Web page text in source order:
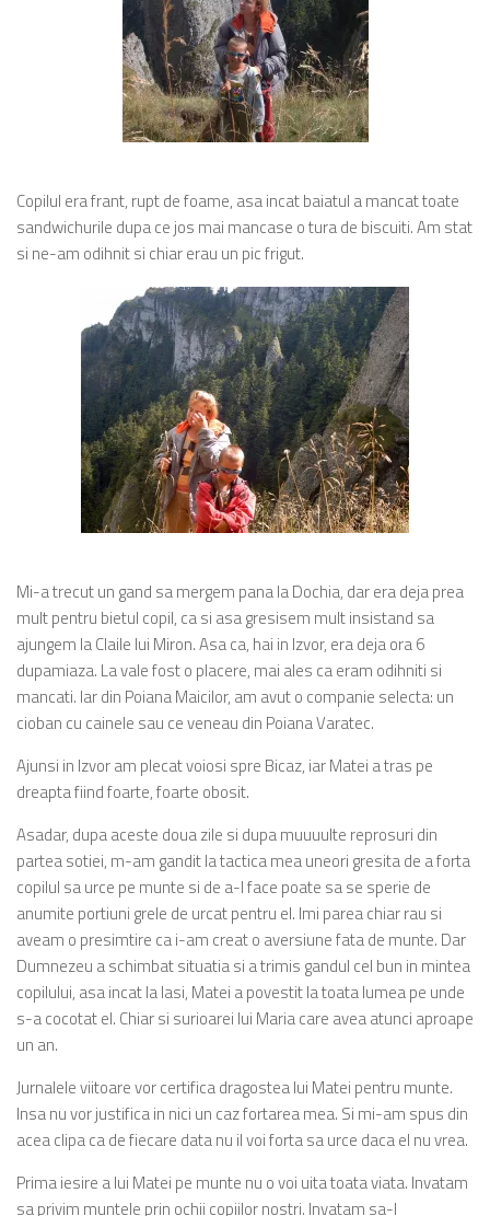
Copilul era frant, rupt de foame, asa incat baiatul a mancat toate
sandwichurile dupa ce jos mai mancase o tura de biscuiti. Am stat
si ne-am odihnit si chiar erau un pic frigut.
Mi-a trecut un gand sa mergem pana la Dochia, dar era deja prea
mult pentru bietul copil, ca si asa gresisem mult insistand sa
ajungem la Claile lui Miron. Asa ca, hai in Izvor, era deja ora 6
dupamiaza. La vale fost o placere, mai ales ca eram odihniti si
mancati. Iar din Poiana Maicilor, am avut o companie selecta: un
cioban cu cainele sau ce veneau din Poiana Varatec.
Ajunsi in Izvor am plecat voiosi spre Bicaz, iar Matei a tras pe
dreapta fiind foarte, foarte obosit.
Asadar, dupa aceste doua zile si dupa muuuulte reprosuri din
partea sotiei, m-am gandit la tactica mea uneori gresita de a forta
copilul sa urce pe munte si de a-l face poate sa se sperie de
anumite portiuni grele de urcat pentru el. Imi parea chiar rau si
aveam o presimtire ca i-am creat o aversiune fata de munte. Dar
Dumnezeu a schimbat situatia si a trimis gandul cel bun in mintea
copilului, asa incat la Iasi, Matei a povestit la toata lumea pe unde
s-a cocotat el. Chiar si surioarei lui Maria care avea atunci aproape
un an.
Jurnalele viitoare vor certifica dragostea lui Matei pentru munte.
Insa nu vor justifica in nici un caz fortarea mea. Si mi-am spus din
acea clipa ca de fiecare data nu il voi forta sa urce daca el nu vrea.
Prima iesire a lui Matei pe munte nu o voi uita toata viata. Invatam
sa privim muntele prin ochii copiilor nostri. Invatam sa-l